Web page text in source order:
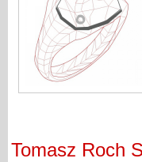
Tomasz Roch